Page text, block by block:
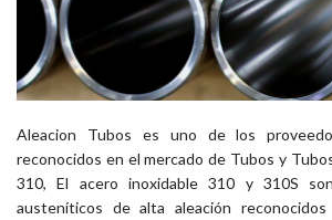
Aleacion Tubos es uno de los
reconocidos en el mercado de Tubos y
310, El acero inoxidable 310 y 310S
austeníticos de alta aleación